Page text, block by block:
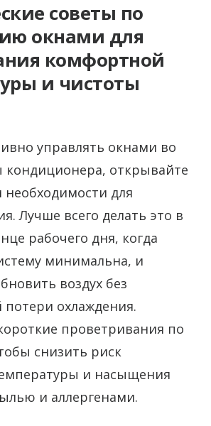
советы по
окнами для
комфортной
и чистоты
управлять окнами во
кондиционера, открывайте
необходимости для
Лучше всего делать это в
рабочего дня, когда
минимальна, и
воздух без
потери охлаждения.
проветривания по
снизить риск
и насыщения
и аллергенами.